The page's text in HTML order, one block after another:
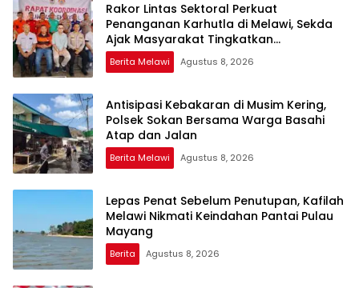
Rakor Lintas Sektoral Perkuat
Penanganan Karhutla di Melawi, Sekda
Ajak Masyarakat Tingkatkan
Kewaspadaan
Berita Melawi Agustus 8, 2026
Antisipasi Kebakaran di Musim Kering,
Polsek Sokan Bersama Warga Basahi
Atap dan Jalan
Berita Melawi Agustus 8, 2026
Lepas Penat Sebelum Penutupan, Kafilah
Melawi Nikmati Keindahan Pantai Pulau
Mayang
Berita Agustus 8, 2026